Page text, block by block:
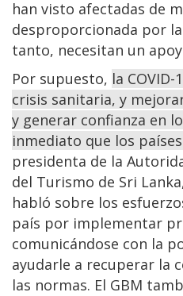
han visto afectadas de
desproporcionada por la
tanto, necesitan un
Por supuesto, la
crisis sanitaria, y
y generar confianza en
inmediato que los
presidenta de la
del Turismo de Sri
habló sobre los
país por implementar
comunicándose con la
ayudarle a recuperar la
las normas. El GBM